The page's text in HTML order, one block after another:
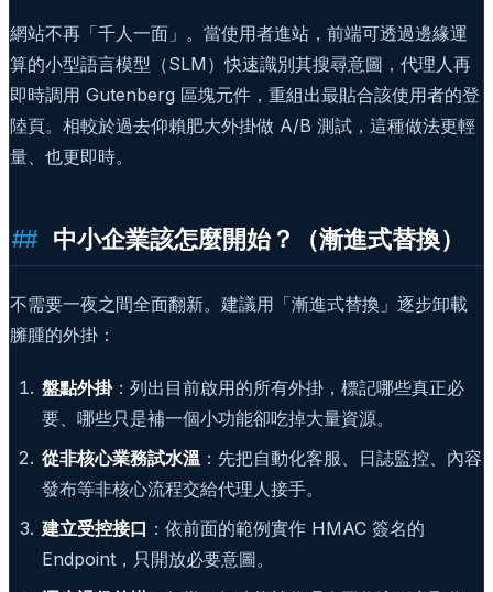
網站不再「千人一面」。當使用者進站，前端可透過邊緣運
算的小型語言模型（SLM）快速識別其搜尋意圖，代理人再
即時調用 Gutenberg 區塊元件，重組出最貼合該使用者的登
陸頁。相較於過去仰賴肥大外掛做 A/B 測試，這種做法更輕
量、也更即時。
中小企業該怎麼開始？（漸進式替換）
不需要一夜之間全面翻新。建議用「漸進式替換」逐步卸載
臃腫的外掛：
盤點外掛：列出目前啟用的所有外掛，標記哪些真正必
要、哪些只是補一個小功能卻吃掉大量資源。
從非核心業務試水溫 ：先把自動化客服、日誌監控、內容
發布等非核心流程交給代理人接手。
建立受控接口 ：依前面的範例實作 HMAC 簽名的
Endpoint，只開放必要意圖。